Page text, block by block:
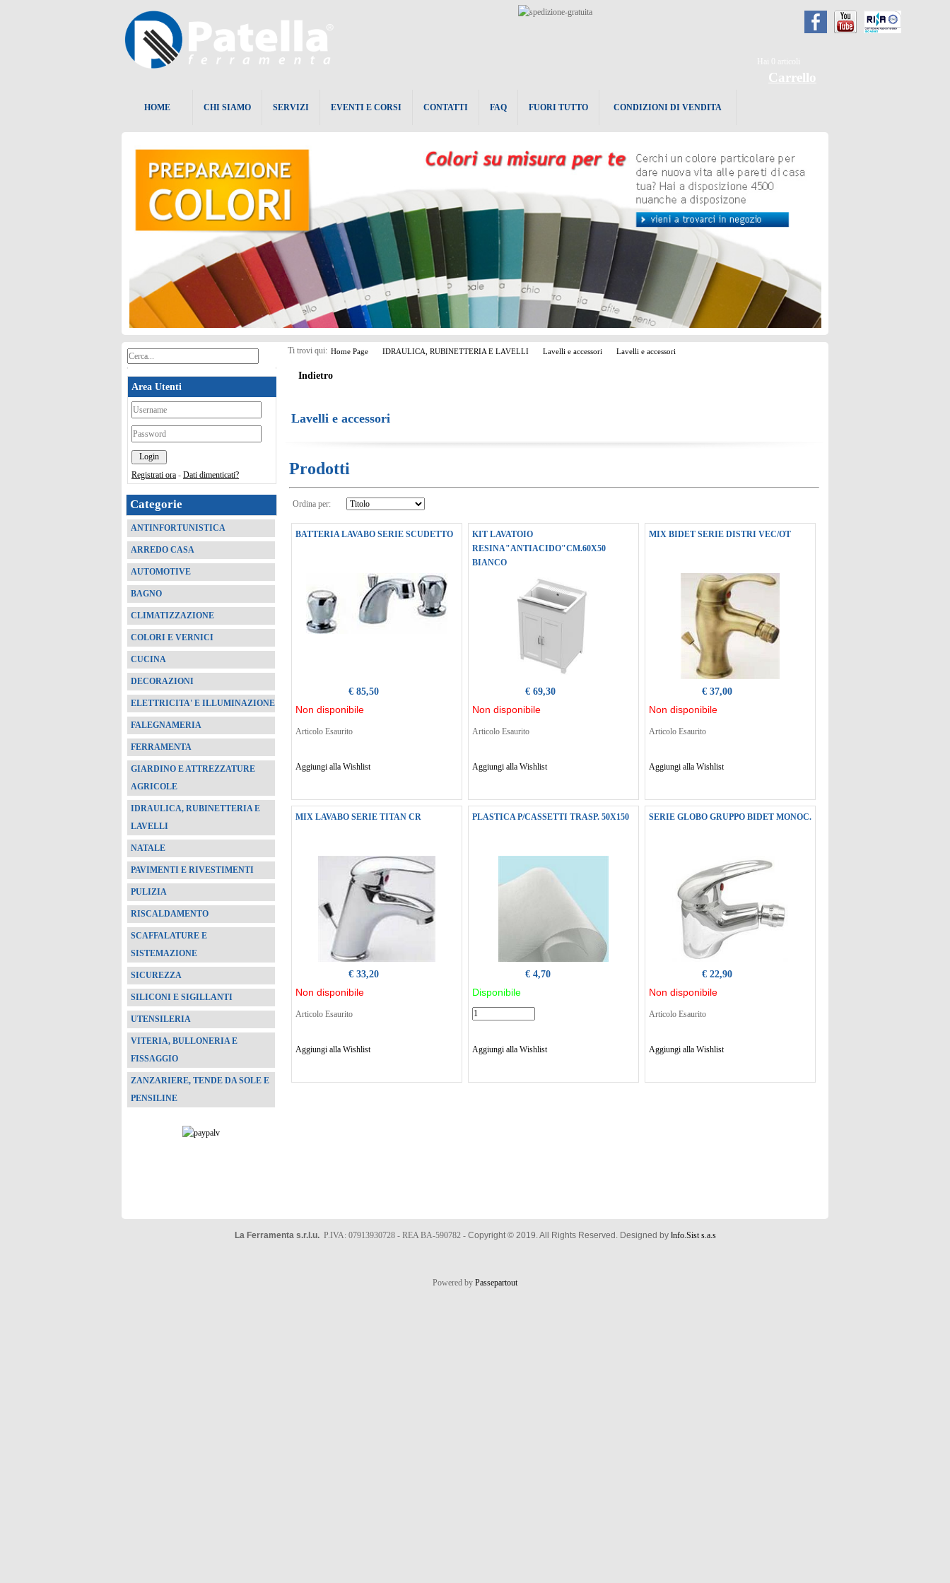
articoli
Carrello
HOME CHI SIAMO SERVIZI EVENTI E CORSI CONTATTI FAQ FUORI TUTTO CONDIZIONI DI VENDITA
Area Utenti
*
*
Registrati ora - Dati dimenticati?
Categorie
ANTINFORTUNISTICA
ARREDO CASA
AUTOMOTIVE
BAGNO
CLIMATIZZAZIONE
COLORI E VERNICI
CUCINA
DECORAZIONI
ELETTRICITA' E ILLUMINAZIONE
FALEGNAMERIA
FERRAMENTA
GIARDINO E ATTREZZATURE
AGRICOLE
IDRAULICA, RUBINETTERIA E
LAVELLI
NATALE
PAVIMENTI E RIVESTIMENTI
PULIZIA
RISCALDAMENTO
SCAFFALATURE E
SISTEMAZIONE
SICUREZZA
SILICONI E SIGILLANTI
UTENSILERIA
VITERIA, BULLONERIA E
FISSAGGIO
ZANZARIERE, TENDE DA SOLE E
PENSILINE
Ti trovi qui: Home Page IDRAULICA, RUBINETTERIA E LAVELLI Lavelli e accessori Lavelli e accessori
Indietro
Lavelli e accessori
Prodotti
Ordina per:
BATTERIA LAVABO SERIE SCUDETTO
€ 85,50
Non disponibile
Articolo Esaurito
Aggiungi alla Wishlist
KIT LAVATOIO
RESINA"ANTIACIDO"CM.60X50
BIANCO
€ 69,30
Non disponibile
Articolo Esaurito
Aggiungi alla Wishlist
MIX BIDET SERIE DISTRI VEC/OT
€ 37,00
Non disponibile
Articolo Esaurito
Aggiungi alla Wishlist
MIX LAVABO SERIE TITAN CR
€ 33,20
Non disponibile
Articolo Esaurito
Aggiungi alla Wishlist
PLASTICA P/CASSETTI TRASP. 50X150
€ 4,70
Disponibile
Aggiungi alla Wishlist
SERIE GLOBO GRUPPO BIDET MONOC.
€ 22,90
Non disponibile
Articolo Esaurito
Aggiungi alla Wishlist
La Ferramenta s.r.l.u. P.IVA: 07913930728 - REA BA-590782 - Copyright © 2019. All Rights Reserved. Designed by Info.Sist s.a.s
Powered by Passepartout